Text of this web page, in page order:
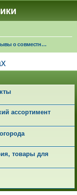
Отзывы о совместных покупках
ассортимент
товары для